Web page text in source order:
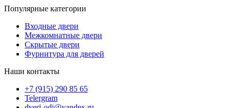
Популярные категории
Входные двери
Межкомнатные двери
Скрытые двери
Фурнитура для дверей
Наши контакты
+7 (915) 290 85 65
Telergram